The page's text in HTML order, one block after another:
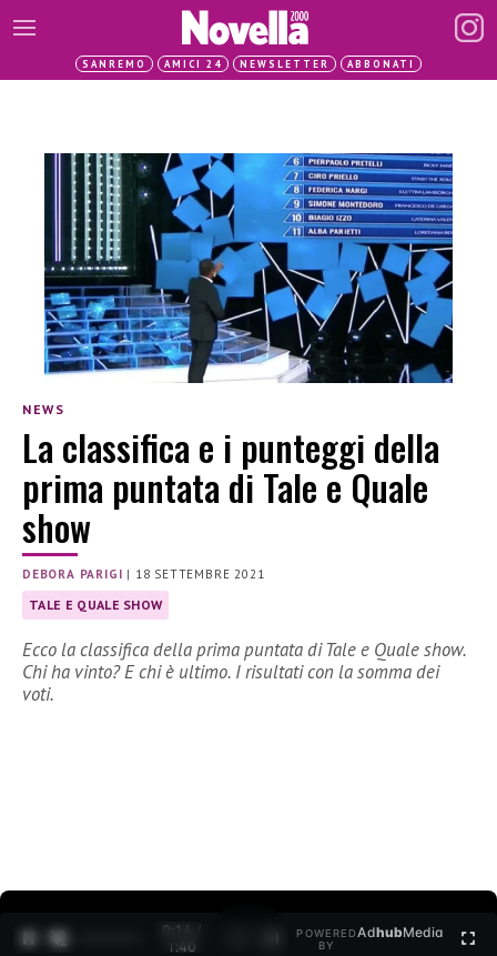
SANREMO AMICI 24 NEWSLETTER ABBONATI
NEWS
La classifica e i punteggi della
prima puntata di Tale e Quale
show
DEBORA PARIGI | 18 SETTEMBRE 2021
TALE E QUALE SHOW
Ecco la classifica della prima puntata di Tale e Quale show.
Chi ha vinto? E chi è ultimo. I risultati con la somma dei
voti.
0:15 /
1:40
POWERED
BY
AdhubMedia